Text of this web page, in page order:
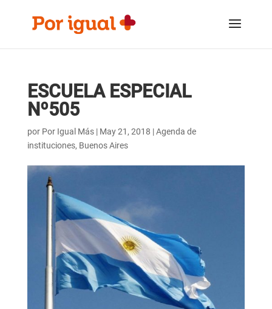
contenido
navegación
ESCUELA ESPECIAL
Nº505
por Por Igual Más| May 21, 2018 |Agenda de
instituciones, Buenos Aires